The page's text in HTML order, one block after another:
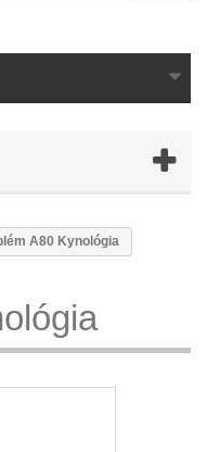
A80 Kynológia